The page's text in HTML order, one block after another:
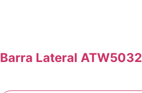
Barra Lateral ATW5032